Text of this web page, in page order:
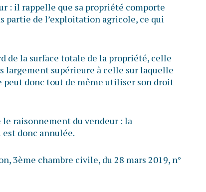
: il rappelle que sa propriété comporte
partie de l’exploitation agricole, ce qui
de la surface totale de la propriété, celle
largement supérieure à celle sur laquelle
peut donc tout de même utiliser son droit
raisonnement du vendeur : la
donc annulée.
3ème chambre civile, du 28 mars 2019, n°